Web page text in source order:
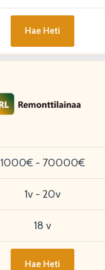
Hae Heti
1000€ - 70000€
1v - 20v
18 v
Hae Heti